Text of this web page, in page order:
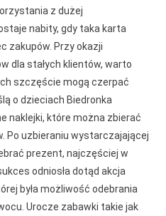
z dużej
nabity, gdy taka karta
zakupów. Przy okazji
dla stałych klientów, warto
szczęście mogą czerpać
o dzieciach Biedronka
naklejki, które można zbierać
Po uzbieraniu wystarczajającej
prezent, najczęściej w
odniosła dotąd akcja
była możliwość odebrania
Urocze zabawki takie jak